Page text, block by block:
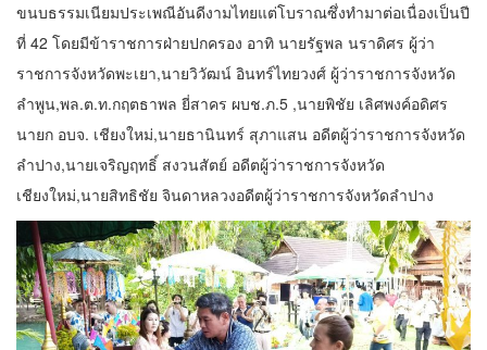
ขนบธรรมเนียมประเพณีอันดีงามไทยแต่โบราณซึ่งทำมาต่อเนื่องเป็นปี
ที่ 42 โดยมีข้าราชการฝ่ายปกครอง อาทิ นายรัฐพล นราดิศร ผู้ว่า
ราชการจังหวัดพะเยา,นายวิวัฒน์ อินทร์ไทยวงศ์ ผู้ว่าราชการจังหวัด
ลำพูน,พล.ต.ท.กฤตธาพล ยี่สาคร ผบช.ภ.5 ,นายพิชัย เลิศพงค์อดิศร
นายก อบจ. เชียงใหม่,นายธานินทร์ สุภาแสน อดีตผู้ว่าราชการจังหวัด
ลำปาง,นายเจริญฤทธิ์ สงวนสัตย์ อดีตผู้ว่าราชการจังหวัด
เชียงใหม่,นายสิทธิชัย จินดาหลวงอดีตผู้ว่าราชการจังหวัดลำปาง